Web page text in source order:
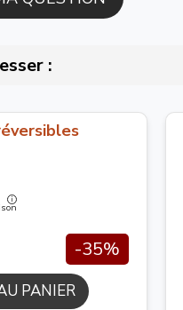
:
-35%
PANIER